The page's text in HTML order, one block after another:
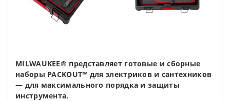
MILWAUKEE® представляет готовые и сборные
наборы PACKOUT™ для электриков и сантехников
— для максимального порядка и защиты
инструмента.